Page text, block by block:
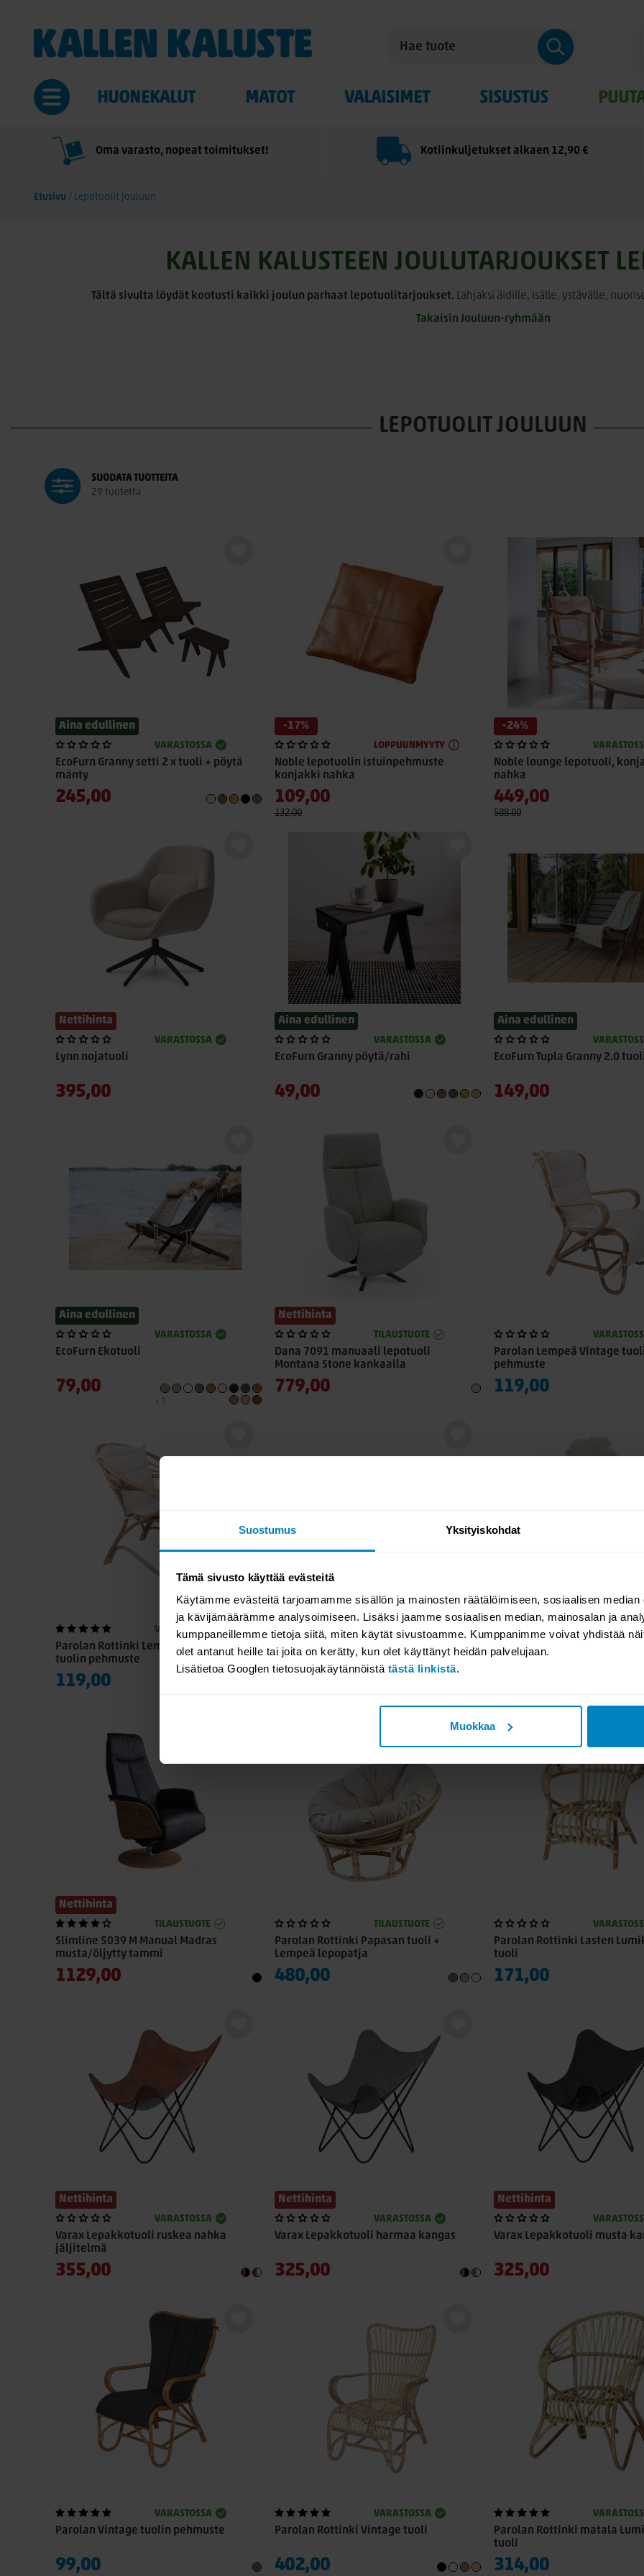
Suostumus Yksityiskohdat
Tämä sivusto käyttää evästeitä
Käytämme evästeitä tarjoamamme sisällön ja mainosten räätälöimiseen, sosiaalisen
ja kävijämäärämme analysoimiseen. Lisäksi jaamme sosiaalisen median, mainosalan ja
kumppaneillemme tietoja siitä, miten käytät sivustoamme. Kumppanimme voivat yhdistää
olet antanut heille tai joita on kerätty, kun olet käyttänyt heidän palvelujaan.
Lisätietoa Googlen tietosuojakäytännöistä tästä linkistä.
Muokkaa
HUONEKALUT MATOT VALAISIMET SISUSTUS
Oma varasto, nopeat toimitukset! Kotiinkuljetukset alkaen 12,90 €
Etusivu / Lepotuolit jouluun
KALLEN KALUSTEEN JOULUTARJOUKSET
Tältä sivulta löydät kootusti kaikki joulun parhaat lepotuolitarjoukset. Lahjaksi äidille, isälle, ystävälle,
Takaisin Jouluun-ryhmään
LEPOTUOLIT JOULUUN
SUODATA TUOTTEITA
29 tuotetta
Aina edullinen
VARASTOSSA
EcoFurn Granny setti 2 x tuoli + pöytä
mänty
245,00
-17%
LOPPUUNMYYTY
Noble lepotuolin istuinpehmuste
konjakki nahka
109,00
132,00
-24%
Noble lounge lepotuoli,
nahka
449,00
588,00
Nettihinta
VARASTOSSA
Lynn nojatuoli
395,00
Aina edullinen
VARASTOSSA
EcoFurn Granny pöytä/rahi
49,00
Aina edullinen
EcoFurn Tupla Granny 2.0 tuoli
149,00
Aina edullinen
VARASTOSSA
EcoFurn Ekotuoli
79,00
Nettihinta
TILAUSTUOTE
Dana 7091 manuaali lepotuoli
Montana Stone kankaalla
779,00
Parolan Lempeä Vintage
pehmuste
119,00
VARASTOSSA
Parolan Rottinki Lempeä Lumikenkä
tuolin pehmuste
119,00
VARASTOSSA
Varax Lepakkotuolin irtopäällinen
Lampaantalja
60x80-90cm, aito 100%
Nettihinta
TILAUSTUOTE
Slimline 5039 M Manual Madras
musta/öljytty tammi
1129,00
TILAUSTUOTE
Parolan Rottinki Papasan tuoli +
Lempeä lepopatja
480,00
Parolan Rottinki Lasten
tuoli
171,00
Nettihinta
VARASTOSSA
Varax Lepakkotuoli ruskea nahka
jäljitelmä
355,00
Nettihinta
VARASTOSSA
Varax Lepakkotuoli harmaa kangas
325,00
Nettihinta
Varax Lepakkotuoli musta
325,00
VARASTOSSA
Parolan Vintage tuolin pehmuste
99,00
VARASTOSSA
Parolan Rottinki Vintage tuoli
402,00
Parolan Rottinki matala
tuoli
314,00